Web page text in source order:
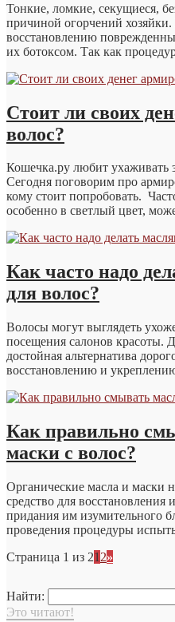
Тонкие, ломкие, секущиеся,
причиной огорчений
восстановлению
их ботоксом. Так как
Стоит ли своих
волос?
Кошечка.ру любит ухаживать
Сегодня поговорим про
кому стоит попробовать.
особенно в светлый цвет,
Как часто надо
для волос?
Волосы могут выглядеть
посещения салонов красоты.
достойная альтернатива
восстановлению и
Как правильно
маски с волос?
Органические масла и маски
средство для
придания им изумительного
проведения процедуры
Страница 1 из 21 2»
Найти:
Это читают!